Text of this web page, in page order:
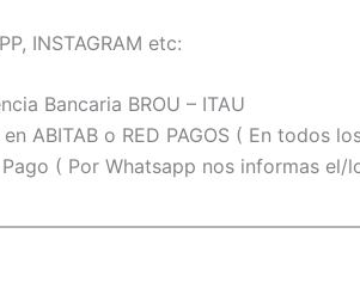
INSTAGRAM etc:
Bancaria BROU – ITAU
ABITAB o RED PAGOS ( En todos
( Por Whatsapp nos informas